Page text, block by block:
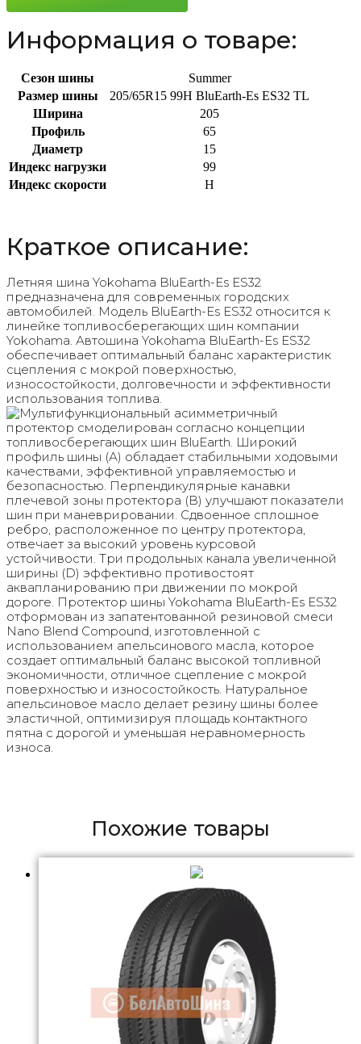
99H
Информация о товаре:
Сезон шины
Summer
Размер шины
205/65R15 99H BluEarth-Es ES32 TL
Ширина
205
Профиль
65
Диаметр
15
Индекс нагрузки
99
Индекс скорости
H
Краткое описание:
Летняя шина Yokohama BluEarth-Es ES32
предназначена для современных городских
автомобилей. Модель BluEarth-Es ES32 относится к
линейке топливосберегающих шин компании
Yokohama. Автошина Yokohama BluEarth-Es ES32
обеспечивает оптимальный баланс характеристик
сцепления с мокрой поверхностью,
износостойкости, долговечности и эффективности
использования топлива.
Мультифункциональный асимметричный
протектор смоделирован согласно концепции
топливосберегающих шин BluEarth. Широкий
профиль шины (А) обладает стабильными ходовыми
качествами, эффективной управляемостью и
безопасностью. Перпендикулярные канавки
плечевой зоны протектора (B) улучшают показатели
шин при маневрировании. Сдвоенное сплошное
ребро, расположенное по центру протектора,
отвечает за высокий уровень курсовой
устойчивости. Три продольных канала увеличенной
ширины (D) эффективно противостоят
аквапланированию при движении по мокрой
дороге. Протектор шины Yokohama BluEarth-Es ES32
отформован из запатентованной резиновой смеси
Nano Blend Compound, изготовленной с
использованием апельсинового масла, которое
создает оптимальный баланс высокой топливной
экономичности, отличное сцепление с мокрой
поверхностью и износостойкость. Натуральное
апельсиновое масло делает резину шины более
эластичной, оптимизируя площадь контактного
пятна с дорогой и уменьшая неравномерность
износа.
Похожие товары